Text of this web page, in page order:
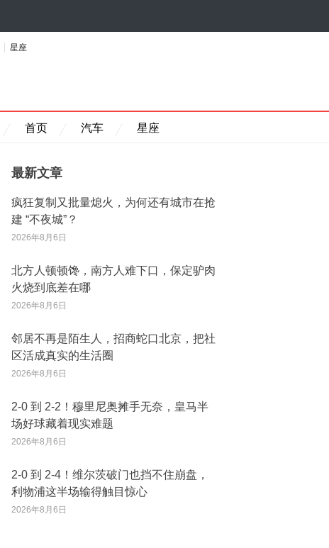
星座
首页 汽车 星座
最新文章
疯狂复制又批量熄火，为何还有城市在抢
建 “不夜城”？
2026年8月6日
北方人顿顿馋，南方人难下口，保定驴肉
火烧到底差在哪
2026年8月6日
邻居不再是陌生人，招商蛇口北京，把社
区活成真实的生活圈
2026年8月6日
2‑0 到 2‑2！穆里尼奥摊手无奈，皇马半
场好球藏着现实难题
2026年8月6日
2‑0 到 2‑4！维尔茨破门也挡不住崩盘，
利物浦这半场输得触目惊心
2026年8月6日